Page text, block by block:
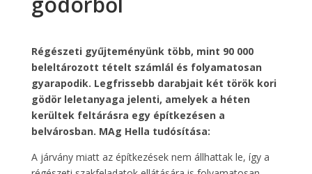
Régészeti gyűjteményünk több, mint 90 000
beleltározott tételt számlál és folyamatosan
gyarapodik. Legfrissebb darabjait két török kori
gödör leletanyaga jelenti, amelyek a héten
kerültek feltárásra egy építkezésen a
belvárosban. MAg Hella tudósítása:
A járvány miatt az építkezések nem állhattak le, így a